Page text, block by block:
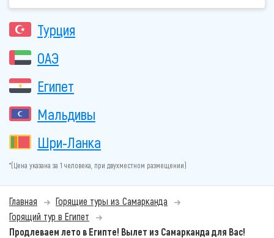
Турция
ОАЭ
Египет
Мальдивы
Шри-Ланка
*(Цена указана за 1 человека, при двухместном размещении)
Главная
Горящие туры из Самарканда
Горящий тур в Египет
Продлеваем лето в Египте! Вылет из Самарканда для Вас!